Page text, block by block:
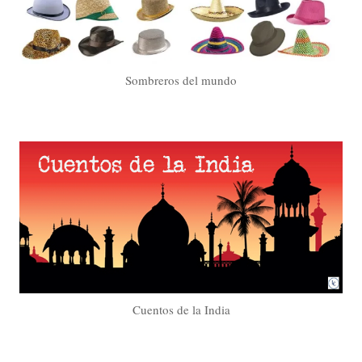
Sombreros del mundo
Cuentos de la India